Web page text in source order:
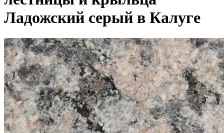
Ладожский серый в Калуге